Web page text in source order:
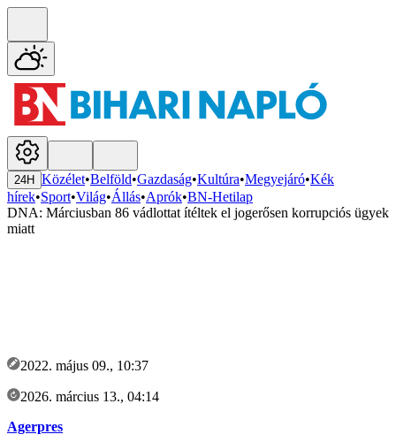
24H Közélet•Belföld•Gazdaság•Kultúra•Megyejáró•Kék
hírek•Sport•Világ•Állás•Aprók•BN-Hetilap
DNA: Márciusban 86 vádlottat ítéltek el jogerősen korrupciós ügyek
miatt
2022. május 09., 10:37
2026. március 13., 04:14
Agerpres